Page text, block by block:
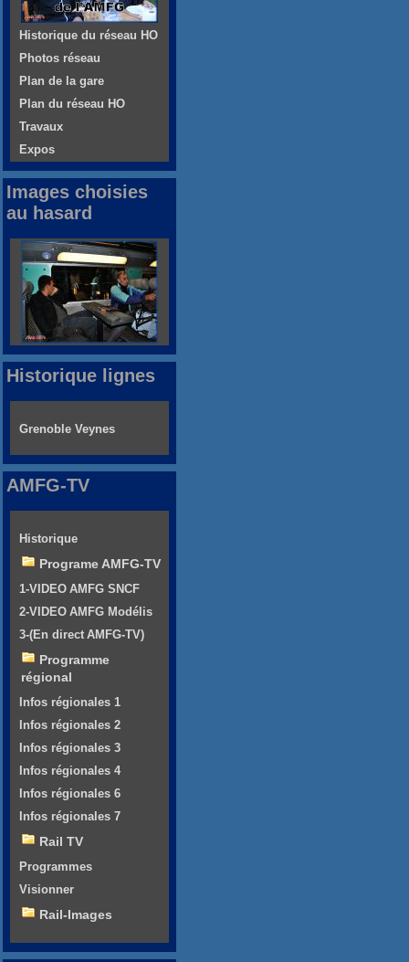
Historique du réseau HO
Photos réseau
Plan de la gare
Plan du réseau HO
Travaux
Expos
Images choisies
au hasard
Historique lignes
Grenoble Veynes
AMFG-TV
Historique
Programe AMFG-TV
1-VIDEO AMFG SNCF
2-VIDEO AMFG Modélis
3-(En direct AMFG-TV)
Programme
régional
Infos régionales 1
Infos régionales 2
Infos régionales 3
Infos régionales 4
Infos régionales 6
Infos régionales 7
Rail TV
Programmes
Visionner
Rail-Images